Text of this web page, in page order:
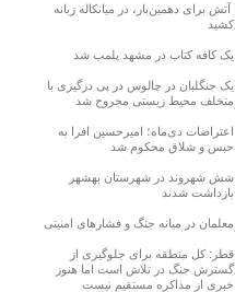
آتش برای دهمین‌بار، در میانکاله زبانه
کشید
یک کافه کتاب در مشهد پلمب شد
یک جنگلبان در چالوس در پی درگیری با
متخلف محیط زیستی مجروح شد
اعتراضات دی‌ماه؛ امیرحسین افرا به
حبس و شلاق محکوم شد
شش شهروند در شهرستان بهشهر
بازداشت شدند
معلمان در میانه جنگ و فشارهای امنیتی
قطر: کل منطقه برای جلوگیری از
گسترش جنگ در تلاش است اما هنوز
خبری از مذاکره مستقیم نیست